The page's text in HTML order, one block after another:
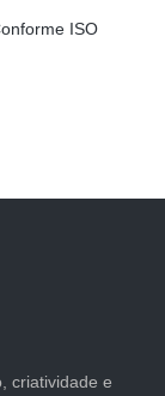
ISO
criatividade e